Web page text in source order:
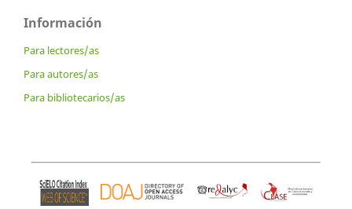
Información
Para lectores/as
Para autores/as
Para bibliotecarios/as